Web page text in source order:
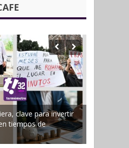
clave para invertir
tiempos de